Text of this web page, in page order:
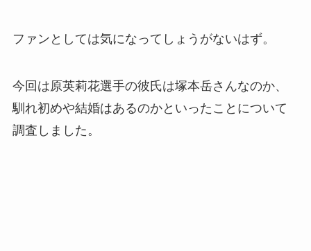
ファンとしては気になってしょうがないはず。
今回は原英莉花選手の彼氏は塚本岳さんなのか、
馴れ初めや結婚はあるのかといったことについて
調査しました。